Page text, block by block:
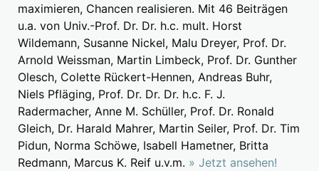
maximieren, Chancen realisieren. Mit 46 Beiträgen
u.a. von Univ.-Prof. Dr. Dr. h.c. mult. Horst
Wildemann, Susanne Nickel, Malu Dreyer, Prof. Dr.
Arnold Weissman, Martin Limbeck, Prof. Dr. Gunther
Olesch, Colette Rückert-Hennen, Andreas Buhr,
Niels Pfläging, Prof. Dr. Dr. Dr. h.c. F. J.
Radermacher, Anne M. Schüller, Prof. Dr. Ronald
Gleich, Dr. Harald Mahrer, Martin Seiler, Prof. Dr. Tim
Pidun, Norma Schöwe, Isabell Hametner, Britta
Redmann, Marcus K. Reif u.v.m. » Jetzt ansehen!